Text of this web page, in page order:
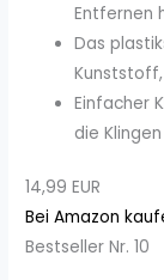
Entfernen
Das
Einfacher
die
14,99 EUR
Bei Amazon
Bestseller Nr. 10